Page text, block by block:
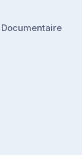
Documentaire